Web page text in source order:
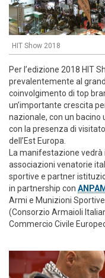
HIT Show 2018
Per l’edizione 2018 HIT
prevalentemente al
coinvolgimento di top
un’importante crescita
nazionale, con un
con la presenza di
dell’Est Europa.
La manifestazione vedrà
associazioni venatorie
sportive e partner
in partnership con
Armi e Munizioni
(Consorzio Armaioli
Commercio Civile